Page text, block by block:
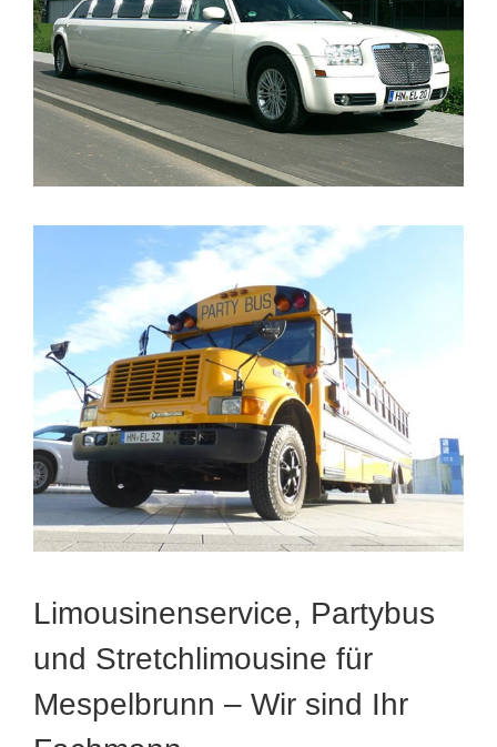
Limousinenservice, Partybus
und Stretchlimousine für
Mespelbrunn – Wir sind Ihr